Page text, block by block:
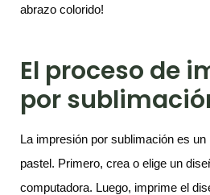
abrazo colorido!
El proceso de
por
La impresión por sublimación es
pastel. Primero, crea o elige un
computadora. Luego, imprime el